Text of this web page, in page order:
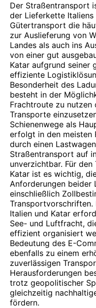
Der Straßentransport
der Lieferkette
Gütertransport die
zur Auslieferung von
Landes als auch ins
von einer gut
Katar aufgrund seiner
effiziente
Besonderheit des
besteht in der
Frachtroute zu nutzen
Transporte
Schienenwege als
erfolgt in den meisten
durch einen
Straßentransport auf
unverzichtbar. Für
Katar ist es wichtig,
Anforderungen beider
einschließlich
Transportvorschriften.
Italien und Katar
See- und Luftfracht,
effizient organisiert
Bedeutung des E-
ebenfalls zu einem
zuverlässigen
Herausforderungen
trotz geopolitischer
gleichzeitig
fördern.